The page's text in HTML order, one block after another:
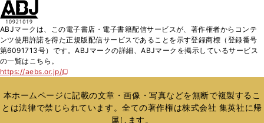
く
ド
ウ
で
ィ
ン
ド
開
く
ABJマークは、この電子書店・電子書籍配信サービスが、著作権者からコンテ
ンツ使用許諾を得た正規版配信サービスであることを示す登録商標（登録番号
第6091713号）です。ABJマークの詳細、ABJマークを掲示しているサービス
の一覧はこちら。
https://aebs.or.jp/
新
い
ウ
ィ
本ホームページに記載の文章・画像・写真などを無断で複製するこ
とは法律で禁じられています。全ての著作権は株式会社 集英社に帰
属します。